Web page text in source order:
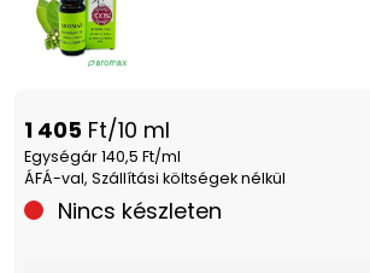
1 405 Ft/10 ml
Egységár 140,5 Ft/ml
ÁFÁ-val, Szállítási költségek nélkül
Nincs készleten